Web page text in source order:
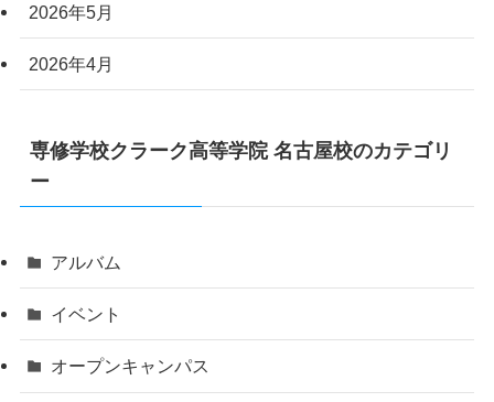
2026年5月
2026年4月
専修学校クラーク高等学院 名古屋校のカテゴリ
ー
アルバム
イベント
オープンキャンパス